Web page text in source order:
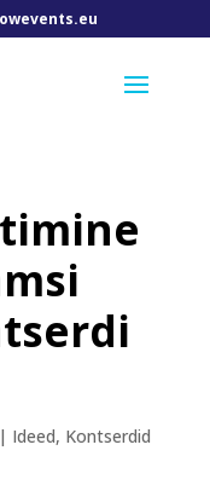
| Ideed, Kontserdid